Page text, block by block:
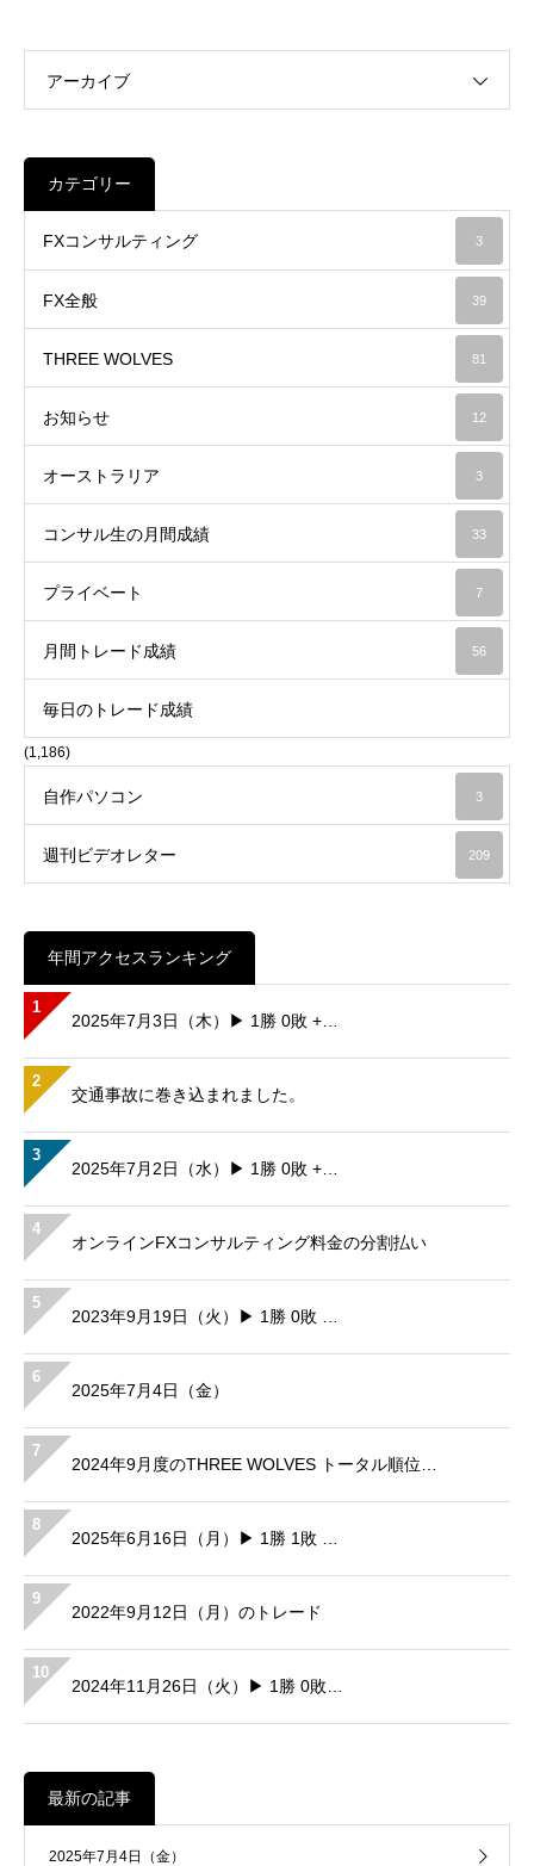
アーカイブ
カテゴリー
FXコンサルティング 3
FX全般 39
THREE WOLVES 81
お知らせ 12
オーストラリア 3
コンサル生の月間成績 33
プライベート 7
月間トレード成績 56
毎日のトレード成績
(1,186)
自作パソコン 3
週刊ビデオレター 209
年間アクセスランキング
1
2025年7月3日（木）▶ 1勝 0敗 +…
2
交通事故に巻き込まれました。
3
2025年7月2日（水）▶ 1勝 0敗 +…
4
オンラインFXコンサルティング料金の分割払い
5
2023年9月19日（火）▶ 1勝 0敗 …
6
2025年7月4日（金）
7
2024年9月度のTHREE WOLVES トータル順位…
8
2025年6月16日（月）▶ 1勝 1敗 …
9
2022年9月12日（月）のトレード
10
2024年11月26日（火）▶ 1勝 0敗…
最新の記事
2025年7月4日（金）